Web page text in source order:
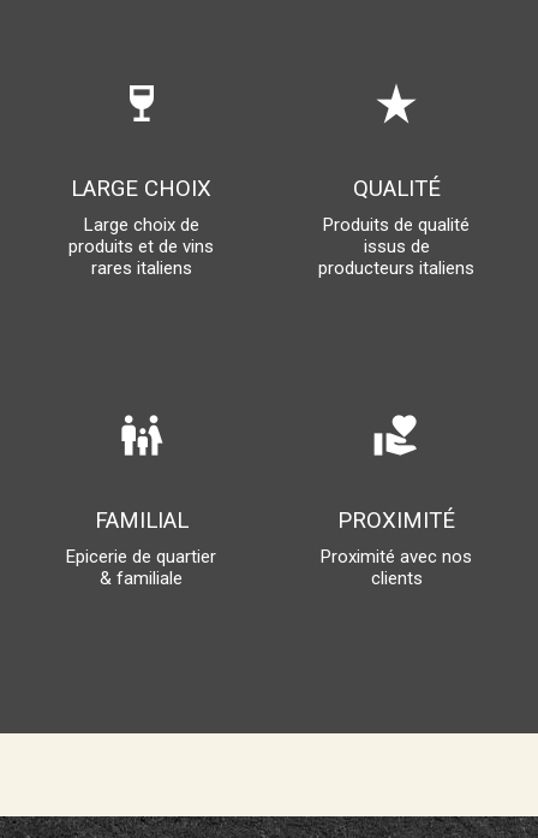
wine_bar
LARGE CHOIX
Large choix de
produits et de vins
rares italiens
star_rate
QUALITÉ
Produits de qualité
issus de
producteurs italiens
family_restroom
FAMILIAL
Epicerie de quartier
& familiale
volunteer_activism
PROXIMITÉ
Proximité avec nos
clients